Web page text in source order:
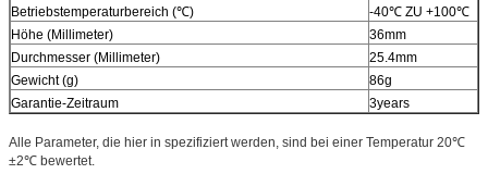
Betriebstemperaturbereich (℃)
-40℃ ZU +100℃
Höhe (Millimeter)
36mm
Durchmesser (Millimeter)
25.4mm
Gewicht (g)
86g
Garantie-Zeitraum
3years
Alle Parameter, die hier in spezifiziert werden, sind bei einer Temperatur 20℃
±2℃ bewertet.